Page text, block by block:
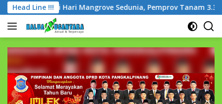
Langsung
ke
konten
Head Line !!!
Hari Mangrove Sedunia, Pemprov Tanam 3.300 Bibit di